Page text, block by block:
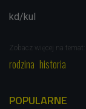
kd/kul
Zobacz więcej na temat:
rodzina historia
POPULARNE